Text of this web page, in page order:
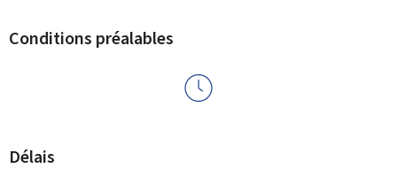
Conditions préalables
Délais